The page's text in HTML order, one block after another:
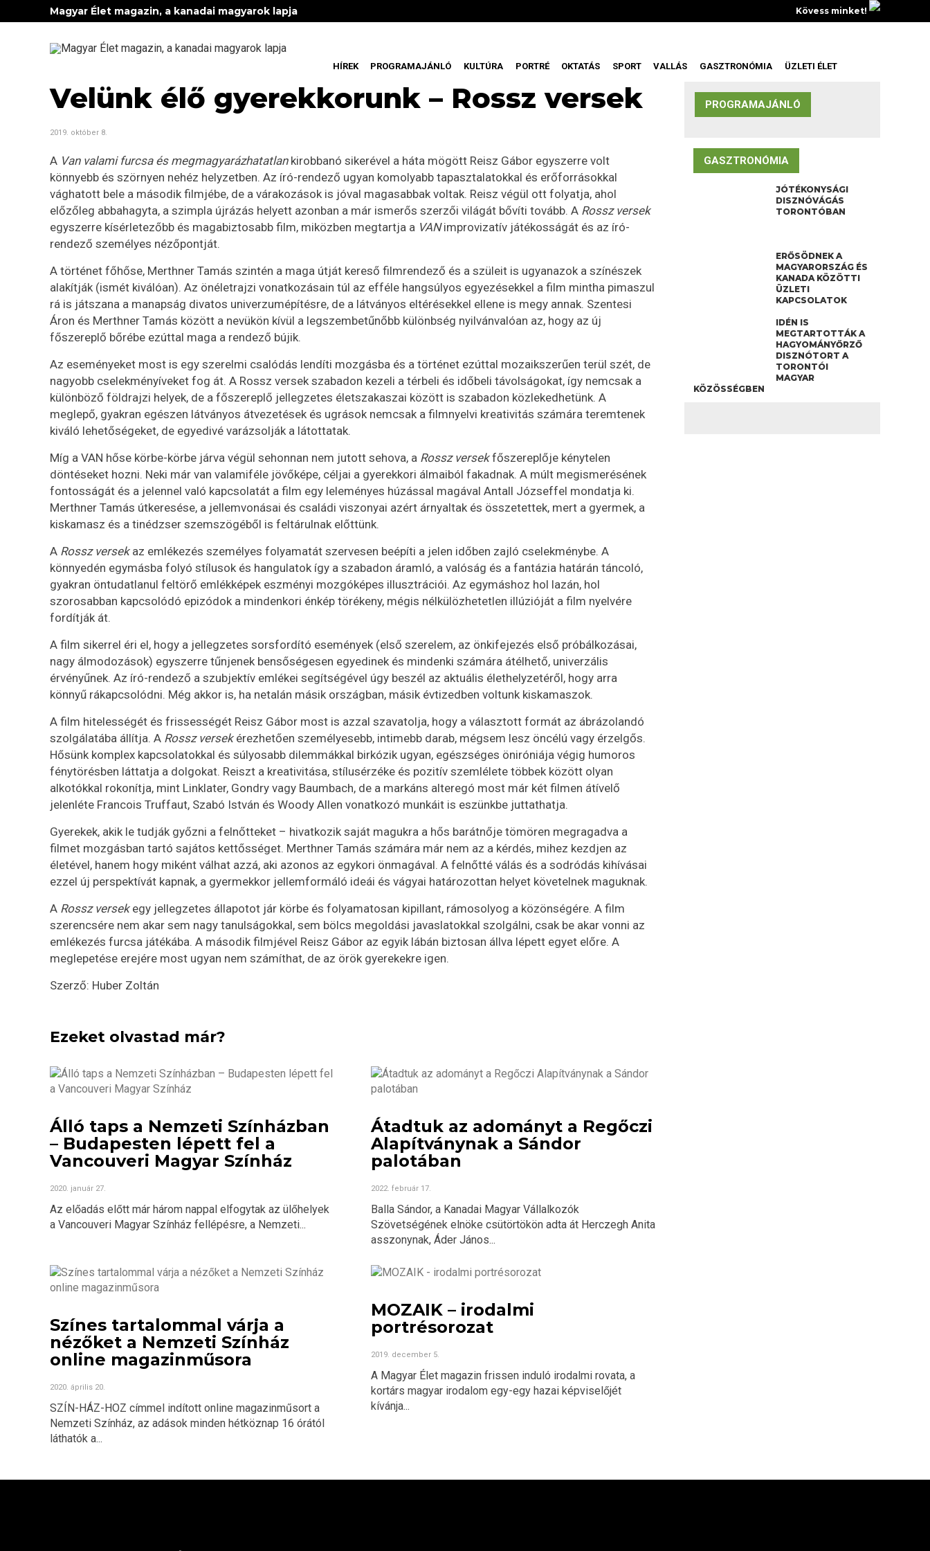
Magyar Élet magazin, a kanadai magyarok lapja Kövess minket!
HÍREK PROGRAMAJÁNLÓ KULTÚRA PORTRÉ OKTATÁS SPORT VALLÁS GASZTRONÓMIA ÜZLETI ÉLET
Velünk élő gyerekkorunk – Rossz versek
2019. október 8.
A Van valami furcsa és megmagyarázhatatlankirobbanó sikerével a háta mögött Reisz Gábor egyszerre volt
könnyebb és szörnyen nehéz helyzetben. Az író-rendező ugyan komolyabb tapasztalatokkal és erőforrásokkal
vághatott bele a második filmjébe, de a várakozások is jóval magasabbak voltak. Reisz végül ott folyatja, ahol
előzőleg abbahagyta, a szimpla újrázás helyett azonban a már ismerős szerzői világát bővíti tovább. A Rossz versek
egyszerre kísérletezőbb és magabiztosabb film, miközben megtartja a VANimprovizatív játékosságát és az író-
rendező személyes nézőpontját.
A történet főhőse, Merthner Tamás szintén a maga útját kereső filmrendező és a szüleit is ugyanazok a színészek
alakítják (ismét kiválóan). Az önéletrajzi vonatkozásain túl az efféle hangsúlyos egyezésekkel a film mintha pimaszul
rá is játszana a manapság divatos univerzumépítésre, de a látványos eltérésekkel ellene is megy annak. Szentesi
Áron és Merthner Tamás között a nevükön kívül a legszembetűnőbb különbség nyilvánvalóan az, hogy az új
főszereplő bőrébe ezúttal maga a rendező bújik.
Az eseményeket most is egy szerelmi csalódás lendíti mozgásba és a történet ezúttal mozaikszerűen terül szét, de
nagyobb cselekményíveket fog át. A Rossz versek szabadon kezeli a térbeli és időbeli távolságokat, így nemcsak a
különböző földrajzi helyek, de a főszereplő jellegzetes életszakaszai között is szabadon közlekedhetünk. A
meglepő, gyakran egészen látványos átvezetések és ugrások nemcsak a filmnyelvi kreativitás számára teremtenek
kiváló lehetőségeket, de egyedivé varázsolják a látottatak.
Míg a VAN hőse körbe-körbe járva végül sehonnan nem jutott sehova, a Rossz versekfőszereplője kénytelen
döntéseket hozni. Neki már van valamiféle jövőképe, céljai a gyerekkori álmaiból fakadnak. A múlt megismerésének
fontosságát és a jelennel való kapcsolatát a film egy leleményes húzással magával Antall Józseffel mondatja ki.
Merthner Tamás útkeresése, a jellemvonásai és családi viszonyai azért árnyaltak és összetettek, mert a gyermek, a
kiskamasz és a tinédzser szemszögéből is feltárulnak előttünk.
A Rossz versekaz emlékezés személyes folyamatát szervesen beépíti a jelen időben zajló cselekménybe. A
könnyedén egymásba folyó stílusok és hangulatok így a szabadon áramló, a valóság és a fantázia határán táncoló,
gyakran öntudatlanul feltörő emlékképek eszményi mozgóképes illusztrációi. Az egymáshoz hol lazán, hol
szorosabban kapcsolódó epizódok a mindenkori énkép törékeny, mégis nélkülözhetetlen illúzióját a film nyelvére
fordítják át.
A film sikerrel éri el, hogy a jellegzetes sorsfordító események (első szerelem, az önkifejezés első próbálkozásai,
nagy álmodozások) egyszerre tűnjenek bensőségesen egyedinek és mindenki számára átélhető, univerzális
érvényűnek. Az író-rendező a szubjektív emlékei segítségével úgy beszél az aktuális élethelyzetéről, hogy arra
könnyű rákapcsolódni. Még akkor is, ha netalán másik országban, másik évtizedben voltunk kiskamaszok.
A film hitelességét és frissességét Reisz Gábor most is azzal szavatolja, hogy a választott formát az ábrázolandó
szolgálatába állítja. A Rossz versekérezhetően személyesebb, intimebb darab, mégsem lesz öncélú vagy érzelgős.
Hősünk komplex kapcsolatokkal és súlyosabb dilemmákkal birkózik ugyan, egészséges öniróniája végig humoros
fénytörésben láttatja a dolgokat. Reiszt a kreativitása, stílusérzéke és pozitív szemlélete többek között olyan
alkotókkal rokonítja, mint Linklater, Gondry vagy Baumbach, de a markáns alteregó most már két filmen átívelő
jelenléte Francois Truffaut, Szabó István és Woody Allen vonatkozó munkáit is eszünkbe juttathatja.
Gyerekek, akik le tudják győzni a felnőtteket – hivatkozik saját magukra a hős barátnője tömören megragadva a
filmet mozgásban tartó sajátos kettősséget. Merthner Tamás számára már nem az a kérdés, mihez kezdjen az
életével, hanem hogy miként válhat azzá, aki azonos az egykori önmagával. A felnőtté válás és a sodródás kihívásai
ezzel új perspektívát kapnak, a gyermekkor jellemformáló ideái és vágyai határozottan helyet követelnek maguknak.
A Rossz versekegy jellegzetes állapotot jár körbe és folyamatosan kipillant, rámosolyog a közönségére. A film
szerencsére nem akar sem nagy tanulságokkal, sem bölcs megoldási javaslatokkal szolgálni, csak be akar vonni az
emlékezés furcsa játékába. A második filmjével Reisz Gábor az egyik lábán biztosan állva lépett egyet előre. A
meglepetése erejére most ugyan nem számíthat, de az örök gyerekekre igen.
Szerző: Huber Zoltán
PROGRAMAJÁNLÓ
GASZTRONÓMIA
JÓTÉKONYSÁGI
DISZNÓVÁGÁS
TORONTÓBAN
ERŐSÖDNEK A
MAGYARORSZÁG ÉS
KANADA KÖZÖTTI
ÜZLETI
KAPCSOLATOK
IDÉN IS
MEGTARTOTTÁK A
HAGYOMÁNYŐRZŐ
DISZNÓTORT A
TORONTÓI
MAGYAR
KÖZÖSSÉGBEN
Ezeket olvastad már?
Álló taps a Nemzeti Színházban
– Budapesten lépett fel a
Vancouveri Magyar Színház
2020. január 27.
Az előadás előtt már három nappal elfogytak az ülőhelyek
a Vancouveri Magyar Színház fellépésre, a Nemzeti...
Átadtuk az adományt a Regőczi
Alapítványnak a Sándor
palotában
2022. február 17.
Balla Sándor, a Kanadai Magyar Vállalkozók
Szövetségének elnöke csütörtökön adta át Herczegh Anita
asszonynak, Áder János...
Színes tartalommal várja a
nézőket a Nemzeti Színház
online magazinműsora
2020. április 20.
SZÍN-HÁZ-HOZ címmel indított online magazinműsort a
Nemzeti Színház, az adások minden hétköznap 16 órától
láthatók a...
MOZAIK – irodalmi
portrésorozat
2019. december 5.
A Magyar Élet magazin frissen induló irodalmi rovata, a
kortárs magyar irodalom egy-egy hazai képviselőjét
kívánja...